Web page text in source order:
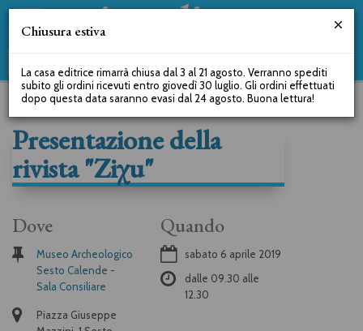
Presentazione della
rivista "Ziχu"
Dove
Museo Archeologico
Sesto Calende -
Sala Consiliare
Piazza Giuseppe
Quando
sabato 6 aprile 2019
dalle 09.30 alle
12.30
Chiusura estiva
La casa editrice rimarrà chiusa dal 3 al 21 agosto. Verranno spediti
subito gli ordini ricevuti entro giovedì 30 luglio. Gli ordini effettuati
dopo questa data saranno evasi dal 24 agosto. Buona lettura!